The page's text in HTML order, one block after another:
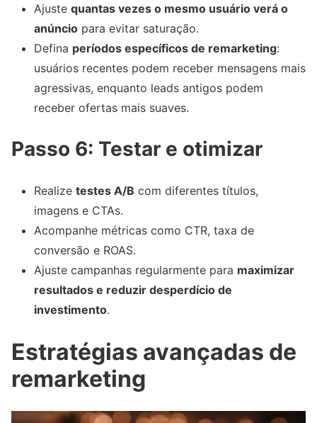
Ajuste quantas vezes o mesmo usuário verá o
anúncio para evitar saturação.
Defina períodos específicos de remarketing:
usuários recentes podem receber mensagens mais
agressivas, enquanto leads antigos podem
receber ofertas mais suaves.
Passo 6: Testar e otimizar
Realize testes A/B com diferentes títulos,
imagens e CTAs.
Acompanhe métricas como CTR, taxa de
conversão e ROAS.
Ajuste campanhas regularmente para maximizar
resultados e reduzir desperdício de
investimento.
Estratégias avançadas de
remarketing